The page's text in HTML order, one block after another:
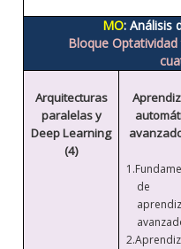
MO: Análisis
Bloque Optatividad
Arquitecturas
paralelas y
Deep Learning
(4)
1.
de